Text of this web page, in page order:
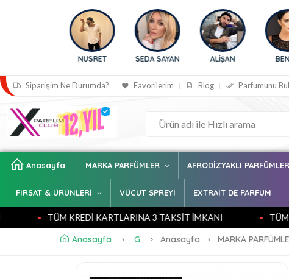
NUSRET SEDA SAYAN
Siparişim Ne Durumda? Favorilerim Blog Parfumunu Bul
Anasayfa MARKA PARFÜMLER AFRODİZYAKLI PARFÜMLER
FIRSAT & ÜRÜNLERİ VÜCUT SPREYİ EXTRAİT DE PARFUM
TÜM KREDİ KARTLARINA 3 TAKSİT İMKANI TÜM
Anasayfa G Anasayfa MARKA